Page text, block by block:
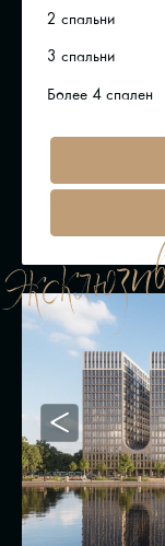
2 спальни
3 спальни
Более 4 спален